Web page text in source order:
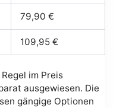
79,90 €
109,95 €
im Preis
ausgewiesen. Die
gängige Optionen